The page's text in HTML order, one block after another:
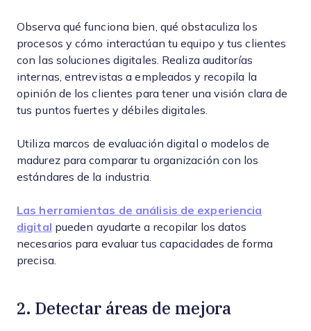
Observa qué funciona bien, qué obstaculiza los
procesos y cómo interactúan tu equipo y tus clientes
con las soluciones digitales. Realiza auditorías
internas, entrevistas a empleados y recopila la
opinión de los clientes para tener una visión clara de
tus puntos fuertes y débiles digitales.
Utiliza marcos de evaluación digital o modelos de
madurez para comparar tu organización con los
estándares de la industria.
Las herramientas de análisis de experiencia
digital pueden ayudarte a recopilar los datos
necesarios para evaluar tus capacidades de forma
precisa.
2. Detectar áreas de mejora